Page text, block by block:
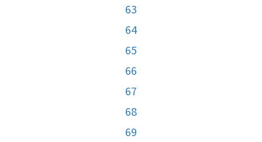
63
64
65
66
67
68
69